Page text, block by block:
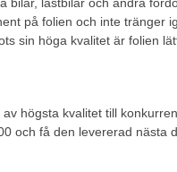
på folien och inte tränger
sin höga kvalitet är folien
högsta kvalitet till
och få den levererad nästa